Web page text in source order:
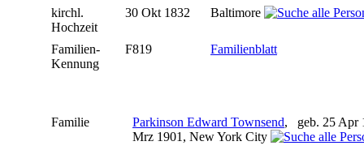
kirchl.
Hochzeit
30 Okt 1832 Baltimore
Familien-
Kennung
F819 Familienblatt
Familie Parkinson Edward Townsend, geb. 25 Apr
Mrz 1901, New York City